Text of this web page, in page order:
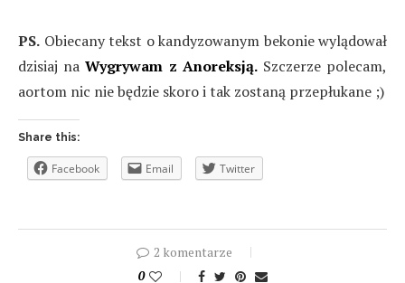
PS. Obiecany tekst o kandyzowanym bekonie wylądował
dzisiaj naWygrywam z Anoreksją.Szczerze polecam,
aortom nic nie będzie skoro i tak zostaną przepłukane ;)
Share this:
Facebook Email Twitter
2 komentarze
0